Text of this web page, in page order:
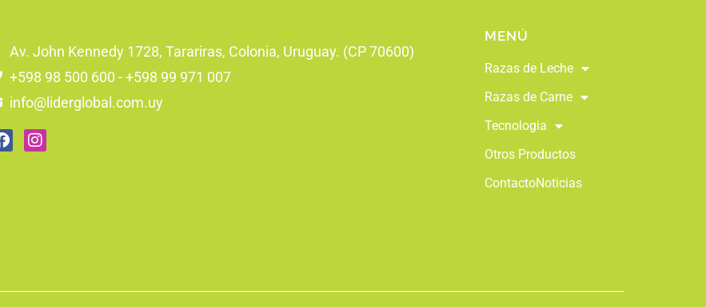
Av. John Kennedy 1728, Tarariras, Colonia, Uruguay. (CP 70600)
+598 98 500 600 - +598 99 971 007
info@liderglobal.com.uy
MENÚ
Razas de Leche
Razas de Carne
Tecnologia
Otros Productos
ContactoNoticias